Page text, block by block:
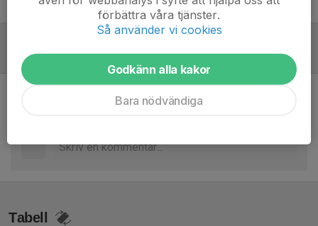
Niklas KarlssonTränare
Referat
Inget referat skrivet
Tabell
förbättra våra tjänster.
Så använder vi cookies
Godkänn alla kakor
Bara nödvändiga